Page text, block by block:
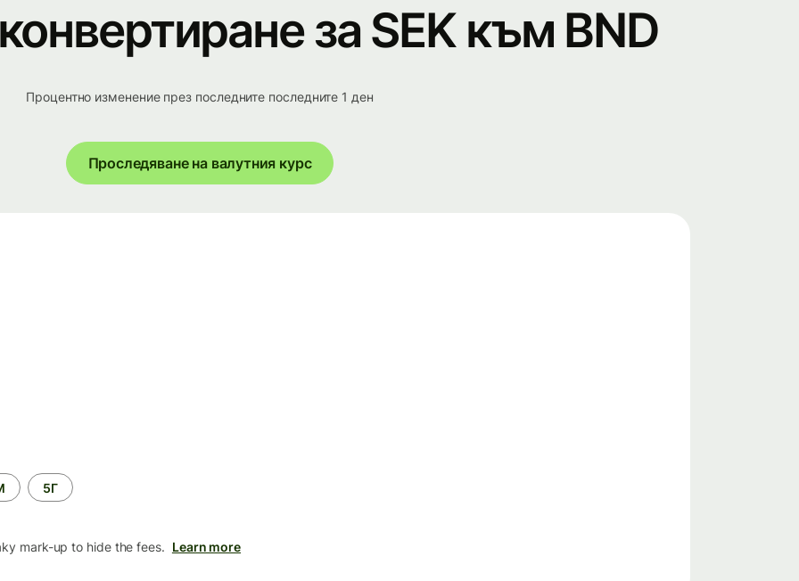
за SEK към BND
Процентно изменение през последните последните 1 ден
Проследяване на валутния курс
5Г
mark-up to hide the fees. Learn more